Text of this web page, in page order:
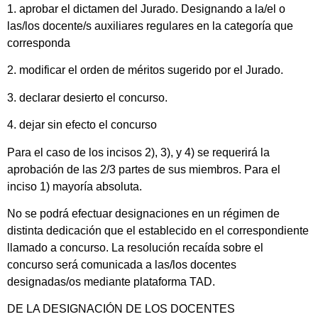
1. aprobar el dictamen del Jurado. Designando a la/el o
las/los docente/s auxiliares regulares en la categoría que
corresponda
2. modificar el orden de méritos sugerido por el Jurado.
3. declarar desierto el concurso.
4. dejar sin efecto el concurso
Para el caso de los incisos 2), 3), y 4) se requerirá la
aprobación de las 2/3 partes de sus miembros. Para el
inciso 1) mayoría absoluta.
No se podrá efectuar designaciones en un régimen de
distinta dedicación que el establecido en el correspondiente
llamado a concurso. La resolución recaída sobre el
concurso será comunicada a las/los docentes
designadas/os mediante plataforma TAD.
DE LA DESIGNACIÓN DE LOS DOCENTES